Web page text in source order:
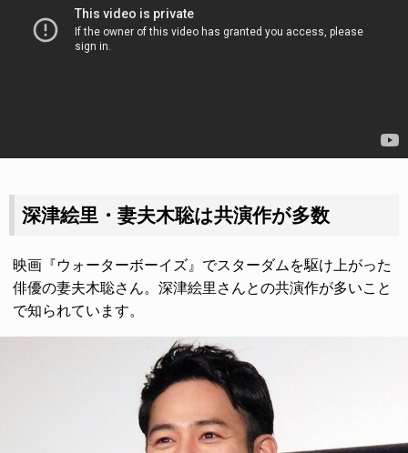
深津絵里・妻夫木聡は共演作が多数
映画『ウォーターボーイズ』でスターダムを駆け上がった
俳優の妻夫木聡さん。深津絵里さんとの共演作が多いこと
で知られています。